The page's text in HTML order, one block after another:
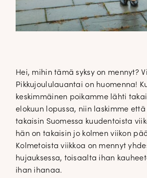
Hei, mihin tämä syksy on mennyt?
Pikkujoululauantai on huomenna!
keskimmäinen poikamme lähti
elokuun lopussa, niin laskimme että
takaisin Suomessa kuudentoista
hän on takaisin jo kolmen viikon
Kolmetoista viikkoa on mennyt
hujauksessa, toisaalta ihan
ihan ihanaa.